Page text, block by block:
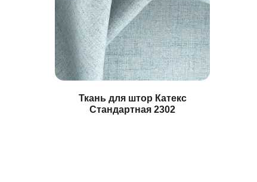
Ткань для штор Катекс
Стандартная 2302